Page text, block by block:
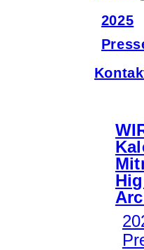
2025